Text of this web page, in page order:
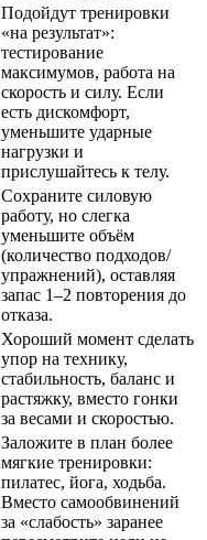
Подойдут тренировки
«на результат»:
тестирование
максимумов, работа на
скорость и силу. Если
есть дискомфорт,
уменьшите ударные
нагрузки и
прислушайтесь к телу.
Сохраните силовую
работу, но слегка
уменьшите объём
(количество подходов/
упражнений), оставляя
запас 1–2 повторения до
отказа.
Хороший момент сделать
упор на технику,
стабильность, баланс и
растяжку, вместо гонки
за весами и скоростью.
Заложите в план более
мягкие тренировки:
пилатес, йога, ходьба.
Вместо самообвинений
за «слабость» заранее